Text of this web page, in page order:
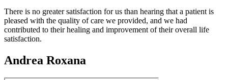
There is no greater satisfaction for us than hearing that a patient is
pleased with the quality of care we provided, and we had
contributed to their healing and improvement of their overall life
satisfaction.
Andrea Roxana